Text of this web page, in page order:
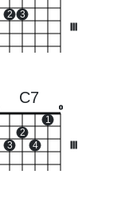
2 3
C7
3
2
4
1
o